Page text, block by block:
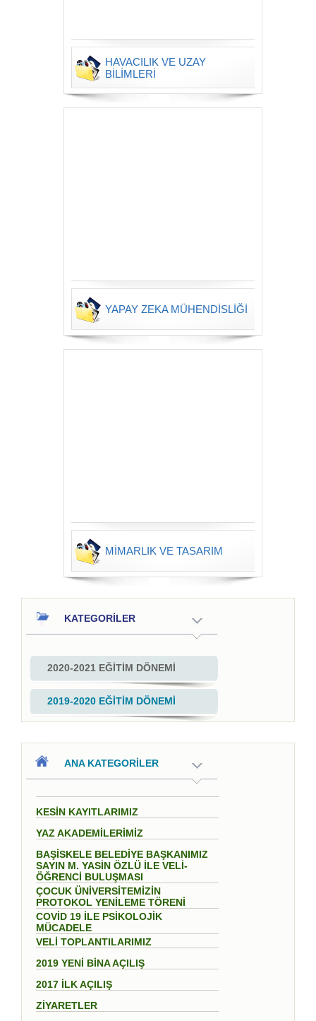
HAVACILIK VE UZAY
BİLİMLERİ
YAPAY ZEKA MÜHENDİSLİĞİ
MİMARLIK VE TASARIM
KATEGORİLER
2020-2021 EĞİTİM DÖNEMİ
2019-2020 EĞİTİM DÖNEMİ
ANA KATEGORİLER
KESİN KAYITLARIMIZ
YAZ AKADEMİLERİMİZ
BAŞİSKELE BELEDİYE BAŞKANIMIZ
SAYIN M. YASİN ÖZLÜ İLE VELİ-
ÖĞRENCİ BULUŞMASI
ÇOCUK ÜNİVERSİTEMİZİN
PROTOKOL YENİLEME TÖRENİ
COVİD 19 İLE PSİKOLOJİK
MÜCADELE
VELİ TOPLANTILARIMIZ
2019 YENİ BİNA AÇILIŞ
2017 İLK AÇILIŞ
ZİYARETLER